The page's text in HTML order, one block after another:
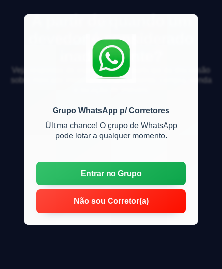
Grupo WhatsApp p/ Corretores
Última chance! O grupo de WhatsApp
pode lotar a qualquer momento.
Entrar no Grupo
Não sou Corretor(a)
devedor é considerado
inadimplente?
Veja respostas de especialistas e participe da discussão
sobre mercado imobiliário, financiamento, compra, venda